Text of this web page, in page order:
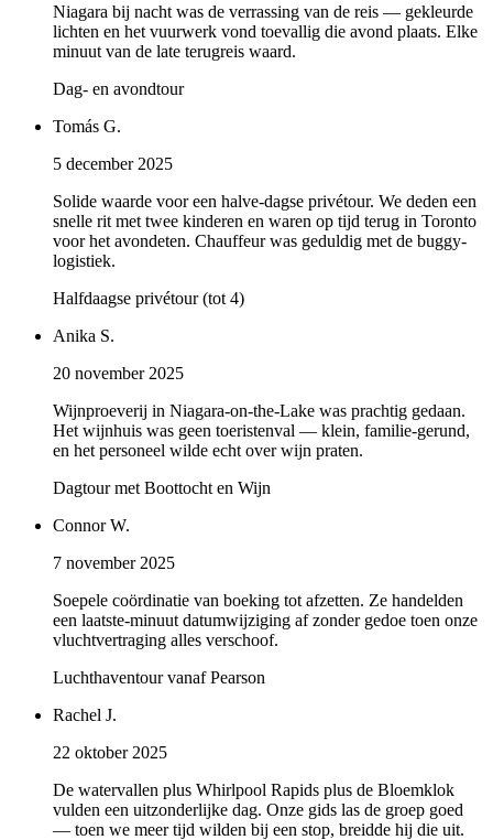
Niagara bij nacht was de verrassing van de reis — gekleurde
lichten en het vuurwerk vond toevallig die avond plaats. Elke
minuut van de late terugreis waard.
Dag- en avondtour
Tomás G.
5 december 2025
Solide waarde voor een halve-dagse privétour. We deden een
snelle rit met twee kinderen en waren op tijd terug in Toronto
voor het avondeten. Chauffeur was geduldig met de buggy-
logistiek.
Halfdaagse privétour (tot 4)
Anika S.
20 november 2025
Wijnproeverij in Niagara-on-the-Lake was prachtig gedaan.
Het wijnhuis was geen toeristenval — klein, familie-gerund,
en het personeel wilde echt over wijn praten.
Dagtour met Boottocht en Wijn
Connor W.
7 november 2025
Soepele coördinatie van boeking tot afzetten. Ze handelden
een laatste-minuut datumwijziging af zonder gedoe toen onze
vluchtvertraging alles verschoof.
Luchthaventour vanaf Pearson
Rachel J.
22 oktober 2025
De watervallen plus Whirlpool Rapids plus de Bloemklok
vulden een uitzonderlijke dag. Onze gids las de groep goed
— toen we meer tijd wilden bij een stop, breidde hij die uit.